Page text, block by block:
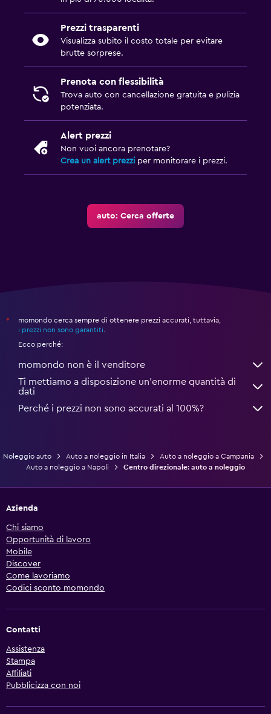
Prezzi trasparenti
Visualizza subito il costo totale per evitare
brutte sorprese.
Prenota con flessibilità
Trova auto con cancellazione gratuita e pulizia
potenziata.
Alert prezzi
Non vuoi ancora prenotare?
Crea un alert prezzi per monitorare i prezzi.
auto: Cerca offerte
*
momondo cerca sempre di ottenere prezzi accurati, tuttavia,
i prezzi non sono garantiti.
Ecco perché:
momondo non è il venditore
Ti mettiamo a disposizione un’enorme quantità di
dati
Perché i prezzi non sono accurati al 100%?
Noleggio auto Auto a noleggio in Italia
Auto a noleggio a Campania
Auto a noleggio a Napoli
Centro direzionale: auto a noleggio
Azienda
Chi siamo
Opportunità di lavoro
Mobile
Discover
Come lavoriamo
Codici sconto momondo
Contatti
Assistenza
Stampa
Affiliati
Pubblicizza con noi